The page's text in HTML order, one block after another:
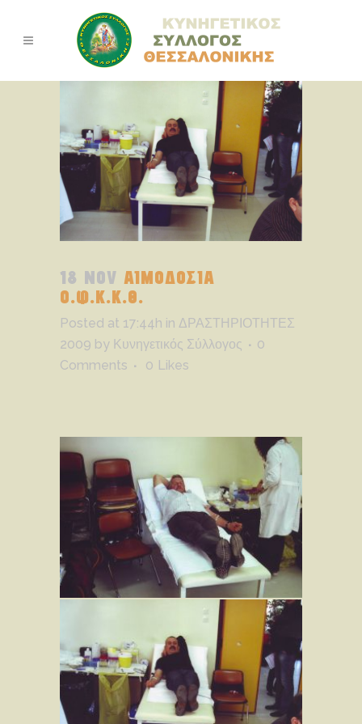
18 NOV ΑΙΜΟΔΟΣΙΑ
Ο.Φ.Κ.Κ.Θ.
Posted at 17:44h in ΔΡΑΣΤΗΡΙΟΤΗΤΕΣ
2009 by Κυνηγετικός Σύλλογος
0
Comments
0 Likes